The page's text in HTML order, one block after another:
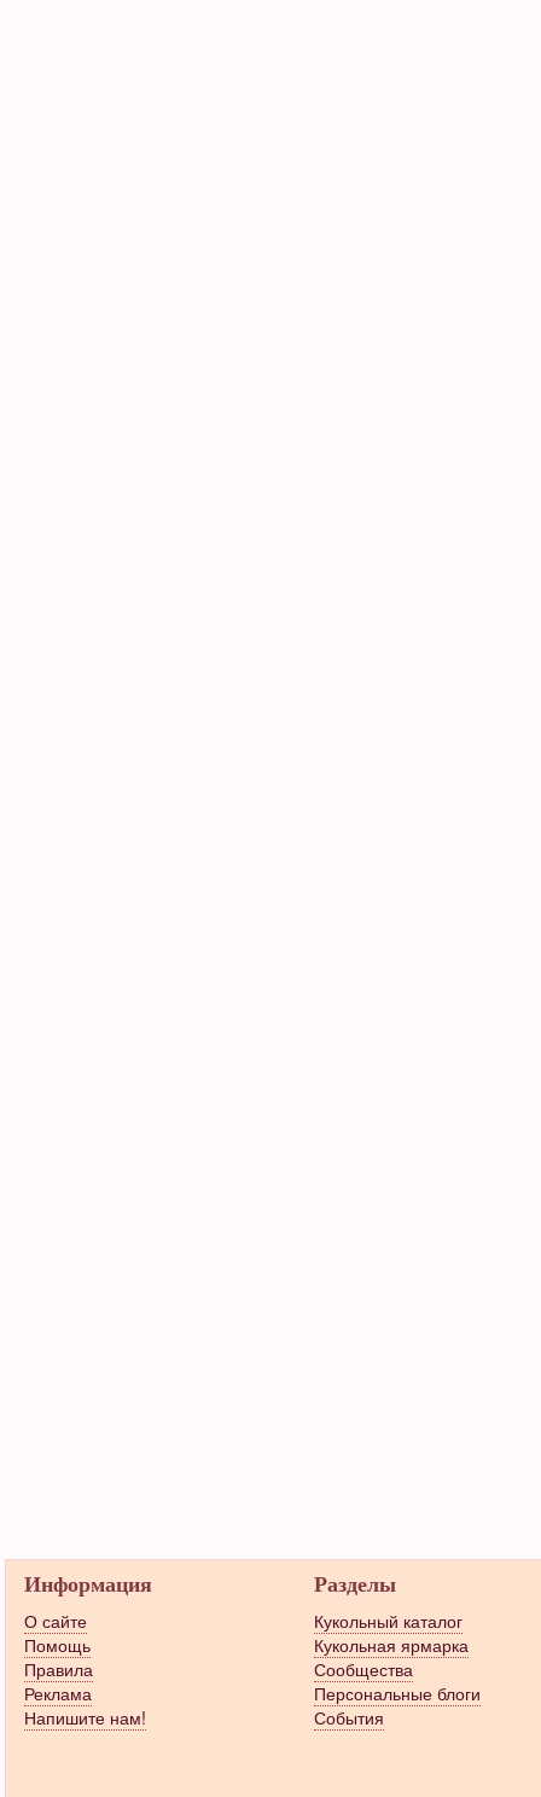
Информация
О сайте
Помощь
Правила
Реклама
Напишите нам!
Разделы
Кукольный каталог
Кукольная ярмарка
Сообщества
Персональные блоги
События